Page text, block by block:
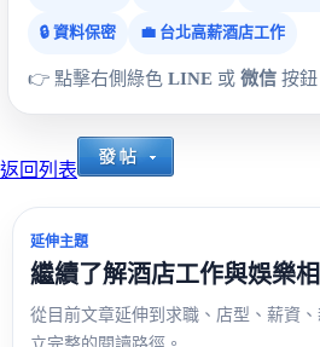
🔒 資料保密 💼 台北高薪酒店工作
👉 點擊右側綠色 LINE 或 微信 按
返回列表
延伸主題
繼續了解酒店工作與娛樂
從目前文章延伸到求職、店型、薪資